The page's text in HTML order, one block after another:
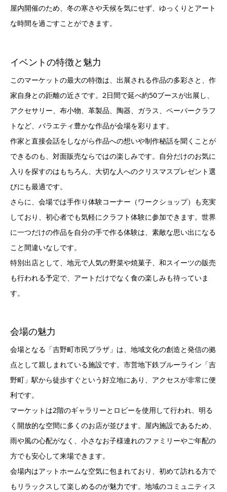
屋内開催のため、冬の寒さや天候を気にせず、ゆっくりとアート
な時間を過ごすことができます。
イベントの特徴と魅力
このマーケットの最大の特徴は、出展される作品の多彩さと、作
家自身との距離の近さです。2日間で延べ約50ブースが出展し、
アクセサリー、布小物、革製品、陶器、ガラス、ペーパークラフ
トなど、バラエティ豊かな作品が会場を彩ります。
作家と直接会話をしながら作品への想いや制作秘話を聞くことが
できるのも、対面販売ならではの楽しみです。自分だけのお気に
入りを探すのはもちろん、大切な人へのクリスマスプレゼント選
びにも最適です。
さらに、会場では手作り体験コーナー（ワークショップ）も充実
しており、初心者でも気軽にクラフト体験に参加できます。世界
に一つだけの作品を自分の手で作る体験は、素敵な思い出になる
こと間違いなしです。
特別出店として、地元で人気の野菜や焼菓子、和スイーツの販売
も行われる予定で、アートだけでなく食の楽しみも待っていま
す。
会場の魅力
会場となる「吉野町市民プラザ」は、地域文化の創造と発信の拠
点として親しまれている施設です。市営地下鉄ブルーライン「吉
野町」駅から徒歩すぐという好立地にあり、アクセスが非常に便
利です。
マーケットは2階のギャラリーとロビーを使用して行われ、明る
く開放的な空間に多くのお店が並びます。屋内施設であるため、
雨や風の心配がなく、小さなお子様連れのファミリーやご年配の
方でも安心して来場できます。
会場内はアットホームな空気に包まれており、初めて訪れる方で
もリラックスして楽しめるのが魅力です。地域のコミュニティス